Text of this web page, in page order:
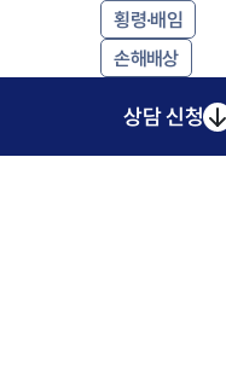
횡령·배임
손해배상
상담 신청